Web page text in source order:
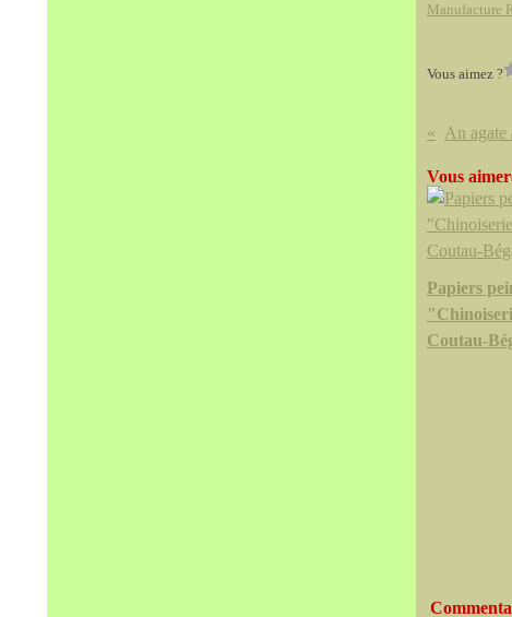
Manufacture
Vous aimez ?
Vous
Papiers
Coutau-